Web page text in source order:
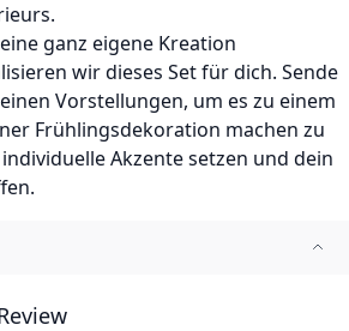
ganz eigene Kreation
wir dieses Set für dich. Sende
Vorstellungen, um es zu einem
Frühlingsdekoration machen zu
Akzente setzen und dein